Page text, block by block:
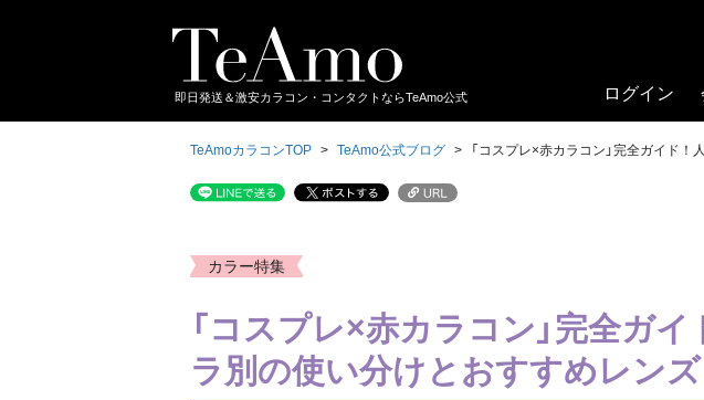
即日発送＆激安カラコン・コンタクトならTeAmo公式
TeAmoカラコンTOP TeAmo公式ブログ 「コスプレ×赤カラコン」完全ガイド
カラー特集
「コスプレ×赤カラコン」完全ガ
ラ別の使い分けとおすすめレンズ
ログイン